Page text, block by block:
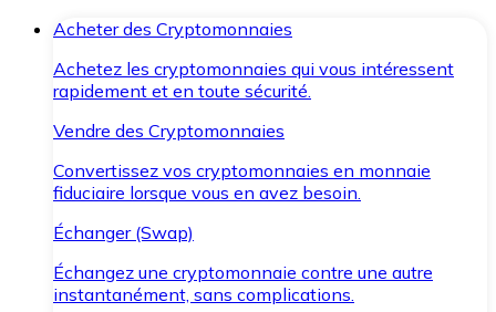
Acheter des Cryptomonnaies
Achetez les cryptomonnaies qui vous intéressent
rapidement et en toute sécurité.
Vendre des Cryptomonnaies
Convertissez vos cryptomonnaies en monnaie
fiduciaire lorsque vous en avez besoin.
Échanger (Swap)
Échangez une cryptomonnaie contre une autre
instantanément, sans complications.